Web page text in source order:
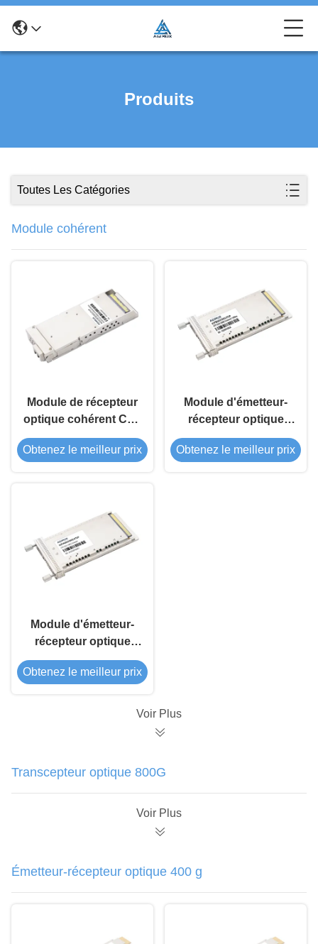
Produits
Toutes Les Catégories
Module cohérent
Module de récepteur
optique cohérent CFP
DCO 400G
Obtenez le meilleur prix
Module d'émetteur-
récepteur optique
cohérent CFP DCO
200G
Obtenez le meilleur prix
Module d'émetteur-
récepteur optique
cohérent CFP DCO
100G
Obtenez le meilleur prix
Voir Plus
Transcepteur optique 800G
Voir Plus
Émetteur-récepteur optique 400 g